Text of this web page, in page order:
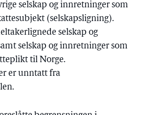
selskap og innretninger som
(selskapsligning).
selskap og
selskap og innretninger som
til Norge.
er unntatt fra